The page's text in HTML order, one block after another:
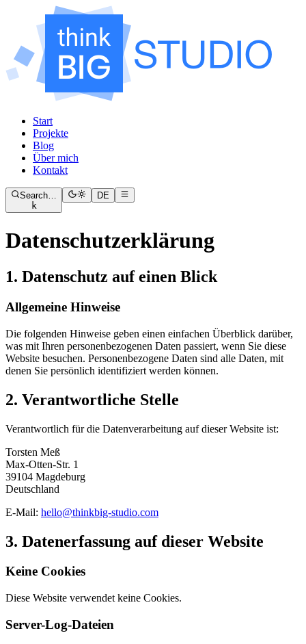
Start
Projekte
Blog
Über mich
Kontakt
Search…
k
DE
Datenschutzerklärung
1. Datenschutz auf einen Blick
Allgemeine Hinweise
Die folgenden Hinweise geben einen einfachen Überblick darüber,
was mit Ihren personenbezogenen Daten passiert, wenn Sie diese
Website besuchen. Personenbezogene Daten sind alle Daten, mit
denen Sie persönlich identifiziert werden können.
2. Verantwortliche Stelle
Verantwortlich für die Datenverarbeitung auf dieser Website ist:
Torsten Meß
Max-Otten-Str. 1
39104 Magdeburg
Deutschland
E-Mail: hello@thinkbig-studio.com
3. Datenerfassung auf dieser Website
Keine Cookies
Diese Website verwendet keine Cookies.
Server-Log-Dateien